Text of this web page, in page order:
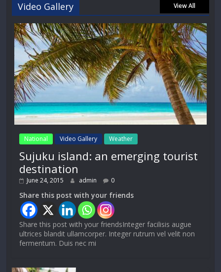
Video Gallery View All
National Video Gallery Weather
Sujuku island: an emerging tourist
destination
June 24, 2015 admin 0
Share this post with your friends
Share this post with your friendsInteger facilisis augue
ultrices blandit ullamcorper. Integer rutrum vel velit non
fermentum. Duis nec mi